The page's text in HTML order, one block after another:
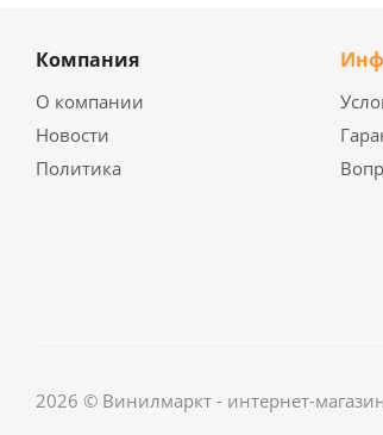
Компания
О компании
Новости
Политика
2026 © Винилмаркт - интернет-